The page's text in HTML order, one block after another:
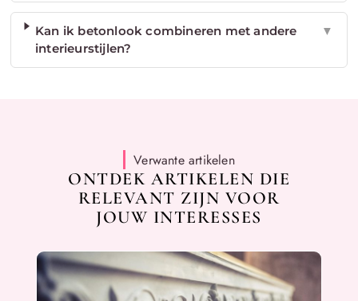
Kan ik betonlook combineren met andere
interieurstijlen?
▼
Verwante artikelen
ONTDEK ARTIKELEN DIE
RELEVANT ZIJN VOOR
JOUW INTERESSES